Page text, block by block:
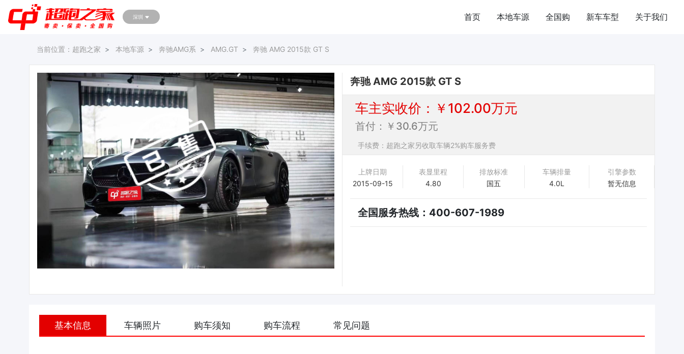
深圳 首页 本地车源 全国购 新车车型 关于我们
当前位置： 超跑之家 本地车源 奔驰AMG系 AMG.GT 奔驰 AMG 2015款 GT S
奔驰 AMG 2015款 GT S
车主实收价：￥102.00万元
首付：￥30.6万元
手续费：超跑之家另收取车辆2%购车服务费
上牌日期
2015-09-15
表显里程
4.80
排放标准
国五
车辆排量
4.0L
引擎参数
暂无信息
全国服务热线： 400-607-1989
基本信息 车辆照片 购车须知 购车流程 常见问题